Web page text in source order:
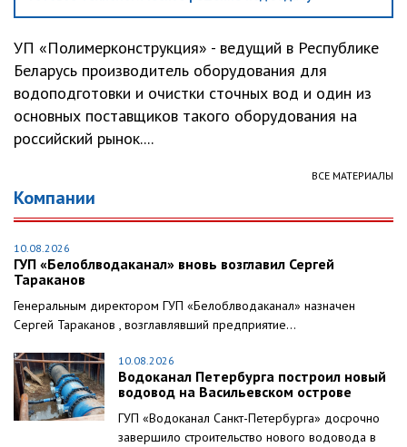
УП «Полимерконструкция» - ведущий в Республике
Беларусь производитель оборудования для
водоподготовки и очистки сточных вод и один из
основных поставщиков такого оборудования на
российский рынок....
ВСЕ МАТЕРИАЛЫ
Компании
10.08.2026
ГУП «Белоблводаканал» вновь возглавил Сергей
Тараканов
Генеральным директором ГУП «Белоблводаканал» назначен
Сергей Тараканов , возглавлявший предприятие...
10.08.2026
Водоканал Петербурга построил новый
водовод на Васильевском острове
ГУП «Водоканал Санкт-Петербурга» досрочно
завершило строительство нового водовода в